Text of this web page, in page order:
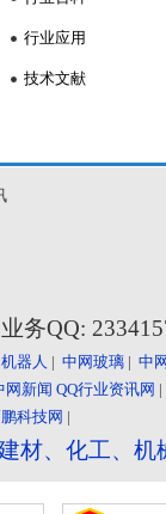
行业应用
技术文献
业务QQ:
器人 | 中网玻璃 | 中
网新闻 QQ行业资讯网
科技网 |
材、化工、